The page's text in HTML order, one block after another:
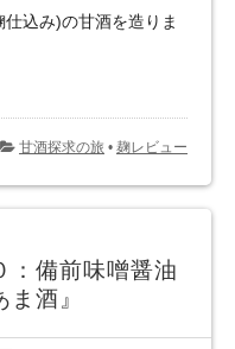
込み)の甘酒を造りま
甘酒探求の旅 • 麹レビュー
：備前味噌醤油
酒』